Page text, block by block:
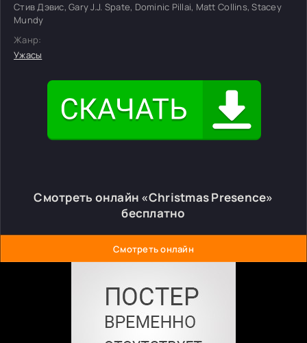
Стив Дэвис, Gary J.J. Spate, Dominic Pillai, Matt Collins, Stacey
Mundy
Жанр:
Ужасы
Смотреть онлайн «Christmas Presence»
бесплатно
Смотреть онлайн